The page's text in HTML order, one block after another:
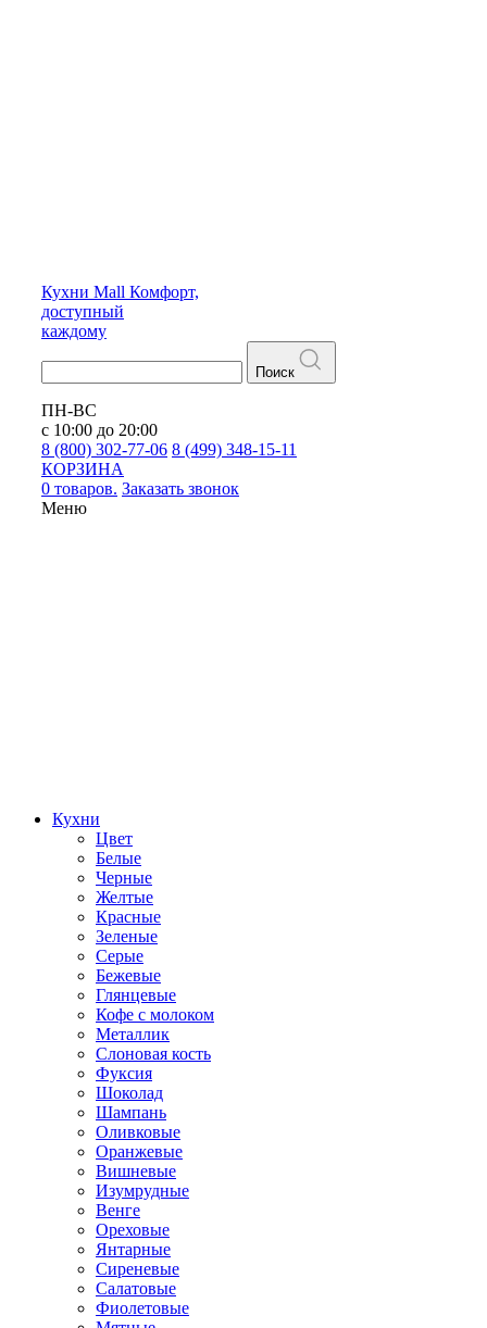
Кухни Mall Комфорт,
доступный
каждому
Поиск
ПН-ВС
с 10:00 до 20:00
8 (800) 302-77-06 8 (499) 348-15-11
КОРЗИНА
0 товаров. Заказать звонок
Меню
Кухни
Цвет
Белые
Черные
Желтые
Красные
Зеленые
Серые
Бежевые
Глянцевые
Кофе с молоком
Металлик
Слоновая кость
Фуксия
Шоколад
Шампань
Оливковые
Оранжевые
Вишневые
Изумрудные
Венге
Ореховые
Янтарные
Сиреневые
Салатовые
Фиолетовые